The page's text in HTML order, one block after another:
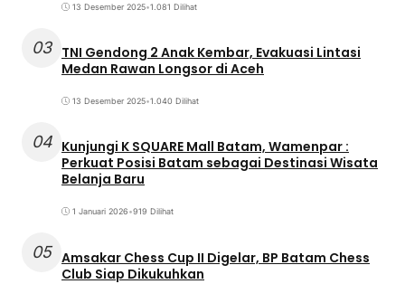
13 Desember 2025•1.081 Dilihat
03 TNI Gendong 2 Anak Kembar, Evakuasi Lintasi
Medan Rawan Longsor di Aceh
13 Desember 2025•1.040 Dilihat
04 Kunjungi K SQUARE Mall Batam, Wamenpar :
Perkuat Posisi Batam sebagai Destinasi Wisata
Belanja Baru
1 Januari 2026•919 Dilihat
05 Amsakar Chess Cup II Digelar, BP Batam Chess
Club Siap Dikukuhkan